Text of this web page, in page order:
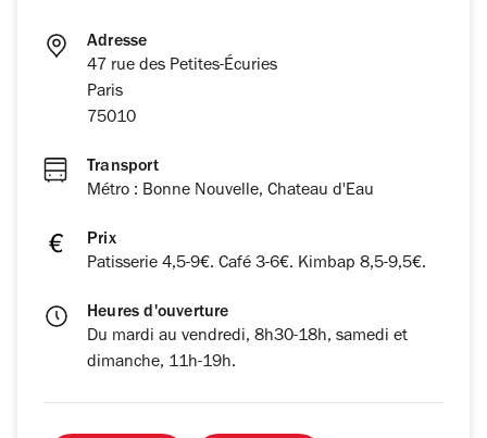
Adresse
47 rue des Petites-Écuries
Paris
75010
Transport
Métro : Bonne Nouvelle, Chateau d'Eau
Prix
Patisserie 4,5-9€. Café 3-6€. Kimbap 8,5-9,5€.
Heures d'ouverture
Du mardi au vendredi, 8h30-18h, samedi et
dimanche, 11h-19h.